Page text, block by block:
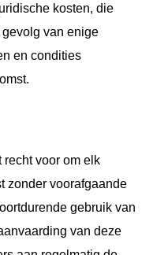
kosten, die
van enige
en condities
voor om elk
zonder voorafgaande
gebruik van
van deze